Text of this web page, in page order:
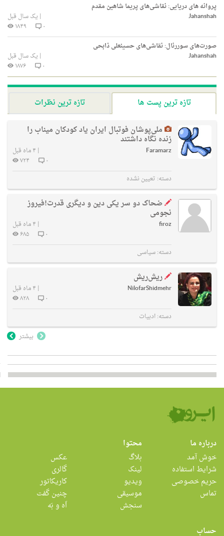
پروانه های دریایی: نقاشی‌های پریما شاهین مقدم
Jahanshah
| یک سال قبل
۰
۱۸۴۹
صورت‌های سوررئال: نقاشی‌های حسینعلی ذابحی
Jahanshah
| یک سال قبل
۰
۱۸۷۶
تازه ترین پست ها
تازه ترین نظرات
ملی‌پوشان فوتبال ایران یاد کودکان میناب را
زنده نگاه داشتند
Faramarz
| ۴ ماه قبل
۰
۷۲۴
دسته: تعیین نشده
ضحاک دو سر یکی دین و دیگری قدرت!فیروز
نجومی
firoz
| ۴ ماه قبل
۰
۶۸۵
دسته:سیاسی
ریش‌ریش
NilofarShidmehr
| ۴ ماه قبل
۰
۸۲۸
دسته:ادبیات
بیشتر
درباره ما
خوش آمد
شرایط استفاده
حریم خصوصی
تماس
محتوا
بلاگ
لینک
ویدیو
موسیقی
سنجش
عکس
گالری
کاریکاتور
چنین گفت
اَه و بَه
حساب